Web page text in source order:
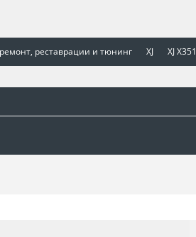
реставрации и тюнинг XJ XJ X351